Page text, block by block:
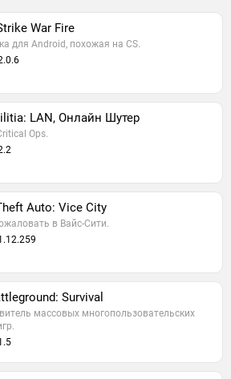
War Fire
для Android, похожая на CS.
LAN, Онлайн Шутер
Ops.
Auto: Vice City
в Вайс-Сити.
Survival
массовых многопользовательских